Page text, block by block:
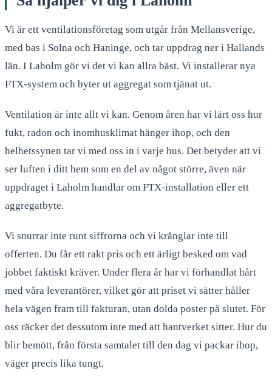
Vi är ett ventilationsföretag som utgår från Mellansverige,
med bas i Solna och Haninge, och tar uppdrag ner i Hallands
län. I Laholm gör vi det vi kan allra bäst. Vi installerar nya
FTX-system och byter ut aggregat som tjänat ut.
Ventilation är inte allt vi kan. Genom åren har vi lärt oss hur
fukt, radon och inomhusklimat hänger ihop, och den
helhetssynen tar vi med oss in i varje hus. Det betyder att vi
ser luften i ditt hem som en del av något större, även när
uppdraget i Laholm handlar om FTX-installation eller ett
aggregatbyte.
Vi snurrar inte runt siffrorna och vi krånglar inte till
offerten. Du får ett rakt pris och ett ärligt besked om vad
jobbet faktiskt kräver. Under flera år har vi förhandlat hårt
med våra leverantörer, vilket gör att priset vi sätter håller
hela vägen fram till fakturan, utan dolda poster på slutet. För
oss räcker det dessutom inte med att hantverket sitter. Hur du
blir bemött, från första samtalet till den dag vi packar ihop,
väger precis lika tungt.